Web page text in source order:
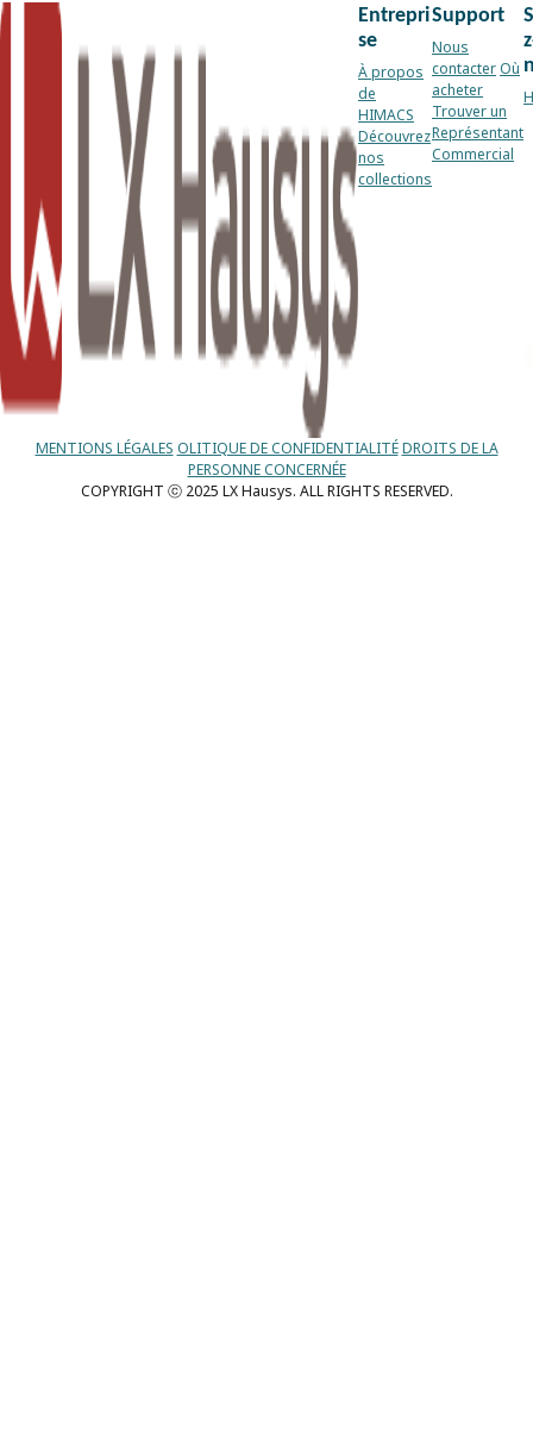
Entrepri
se
À propos
de
HIMACS
Découvrez
nos
collections
Support
Nous
contacterOù
acheter
Trouver un
Représentant
Commercial
MENTIONS LÉGALES OLITIQUE DE CONFIDENTIALITÉ DROITS DE LA
PERSONNE CONCERNÉE
COPYRIGHT ⓒ 2025 LX Hausys. ALL RIGHTS RESERVED.